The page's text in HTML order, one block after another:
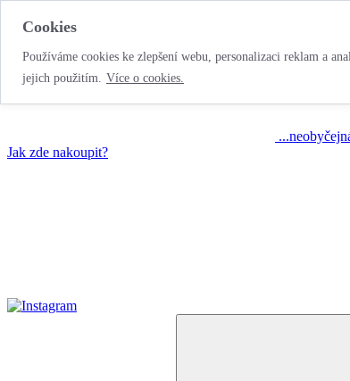
Cookies
Používáme cookies ke zlepšení webu, personalizaci reklam a
jejich použitím. Více o cookies.
Jak zde nakoupit?